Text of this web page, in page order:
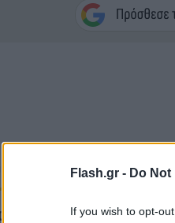
Flash.gr - Do
If you wish to opt-
Σκρέκας